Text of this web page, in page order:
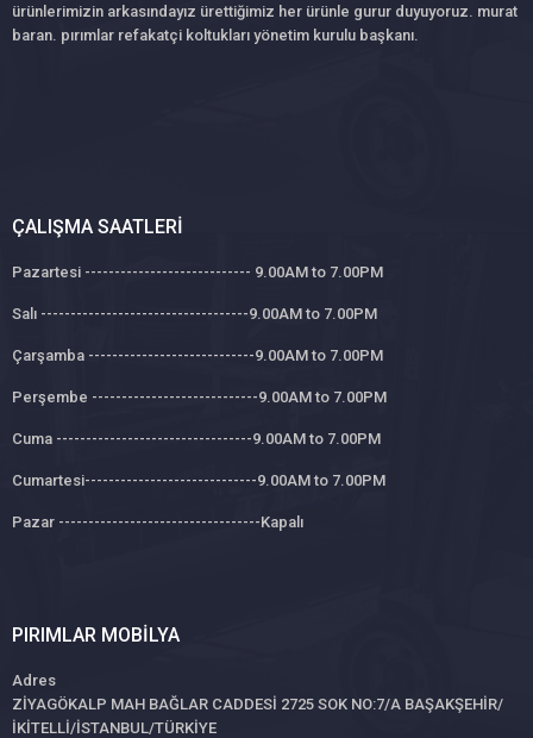
ürünlerimizin arkasındayız ürettiğimiz her ürünle gurur duyuyoruz. murat
baran. pırımlar refakatçi koltukları yönetim kurulu başkanı.
ÇALIŞMA SAATLERI
Pazartesi ---------------------------- 9.00AM to 7.00PM
Salı -----------------------------------9.00AM to 7.00PM
Çarşamba ----------------------------9.00AM to 7.00PM
Perşembe ----------------------------9.00AM to 7.00PM
Cuma ---------------------------------9.00AM to 7.00PM
Cumartesi-----------------------------9.00AM to 7.00PM
Pazar ----------------------------------Kapalı
PIRIMLAR MOBILYA
Adres
ZİYAGÖKALP MAH BAĞLAR CADDESİ 2725 SOK NO:7/A BAŞAKŞEHİR/
İKİTELLİ/İSTANBUL/TÜRKİYE